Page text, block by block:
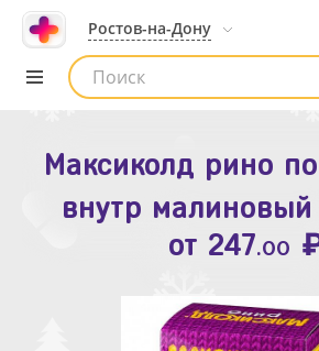
Ростов-на-Дону
Список аптек
Максиколд рино
внутр
от 247.00
Зодак таб. п.п.о.
от109.80